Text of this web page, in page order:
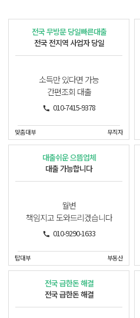
전국 무방문 당일빠른대출
전국 전지역 사업자 당일
소득만 있다면 가능
간편조회 대출
010-7415-9378
맞춤대부 무직자
대출쉬운 으뜸업체
대출 가능합니다
월변
책임지고 도와드리겠습니다
010-9290-1633
탑대부 부동산
전국 급한돈 해결
전국 급한돈 해결